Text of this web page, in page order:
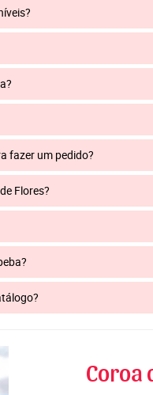
fazer um pedido?
Flores?
Coroa